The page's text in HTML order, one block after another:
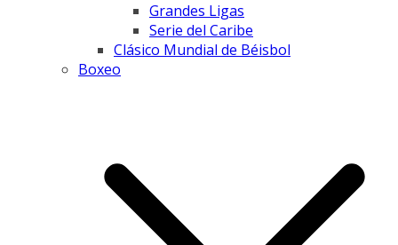
Grandes Ligas
Serie del Caribe
Clásico Mundial de Béisbol
Boxeo